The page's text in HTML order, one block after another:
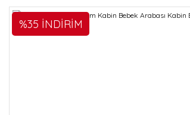
%35 İNDİRİM